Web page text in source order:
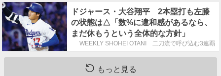
ドジャース・大谷翔平 2本塁打も左膝
の状態は△「数%に違和感があるなら、
まだ休もうという全体的な方針」
WEEKLY SHOHEI OTANI 二刀流で呼び込む3連覇
もっと見る